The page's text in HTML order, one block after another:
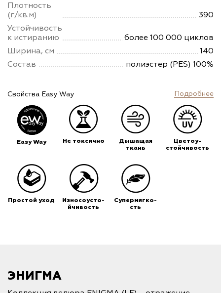
Плотность
(г/кв.м)
390
Устойчивость
к истиранию
более 100 000 циклов
Ширина, см
140
Состав
полиэстер (PES) 100%
Свойства Easy Way Подробнее
Easy Way Не токсично
Дышащая
ткань
Цветоу-
стойчивость
Простой уход
Износоусто-
йчивость
Супермягко-
сть
ЭНИГМА